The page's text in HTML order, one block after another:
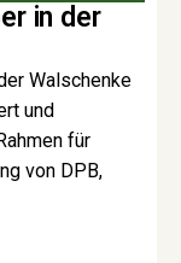
in der
Walschenke
und
für
von DPB,